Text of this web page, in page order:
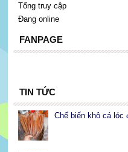
Tổng truy cập
Đang online
FANPAGE
TIN TỨC
Chế biến khô cá lóc